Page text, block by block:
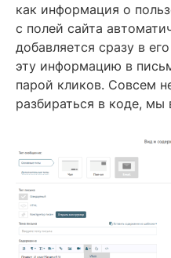
как информация о
с полей сайта
добавляется сразу в
эту информацию в
парой кликов. Совсем
разбираться в коде, мы